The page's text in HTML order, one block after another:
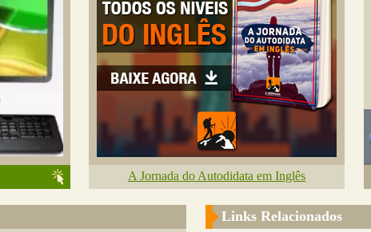
A Jornada do Autodidata em Inglês
Links Relacionados